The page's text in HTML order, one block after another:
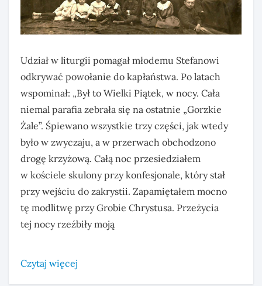
Udział w liturgii pomagał młodemu Stefanowi
odkrywać powołanie do kapłaństwa. Po latach
wspominał: „Był to Wielki Piątek, w nocy. Cała
niemal parafia zebrała się na ostatnie „Gorzkie
Żale”. Śpiewano wszystkie trzy części, jak wtedy
było w zwyczaju, a w przerwach obchodzono
drogę krzyżową. Całą noc przesiedziałem
w kościele skulony przy konfesjonale, który stał
przy wejściu do zakrystii. Zapamiętałem mocno
tę modlitwę przy Grobie Chrystusa. Przeżycia
tej nocy rzeźbiły moją
Czytaj więcej